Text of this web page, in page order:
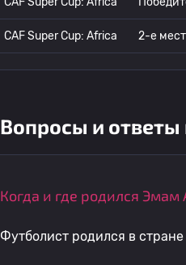
CAF Super Cup: Africa 2-е
Вопросы и ответы
Когда и где родился
Футболист родился в